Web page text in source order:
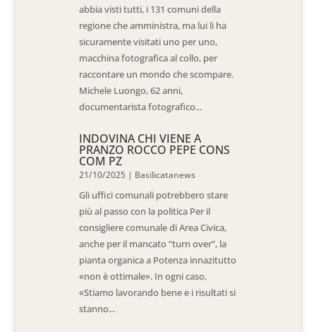
abbia visti tutti, i 131 comuni della
regione che amministra, ma lui li ha
sicuramente visitati uno per uno,
macchina fotografica al collo, per
raccontare un mondo che scompare.
Michele Luongo, 62 anni,
documentarista fotografico...
INDOVINA CHI VIENE A
PRANZO ROCCO PEPE CONS
COM PZ
21/10/2025 | Basilicatanews
Gli uffici comunali potrebbero stare
più al passo con la politica Per il
consigliere comunale di Area Civica,
anche per il mancato “turn over”, la
pianta organica a Potenza innazitutto
«non è ottimale». In ogni caso,
«Stiamo lavorando bene e i risultati si
stanno...